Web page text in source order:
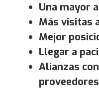
Una mayor
Más visitas
Mejor
Llegar a
Alianzas
proveedores